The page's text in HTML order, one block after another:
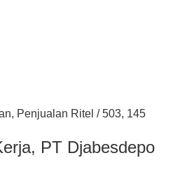
Penjualan Ritel / 503, 145
PT Djabesdepo